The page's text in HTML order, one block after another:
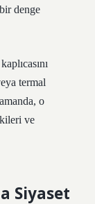
denge
termal
o
ve
Siyaset